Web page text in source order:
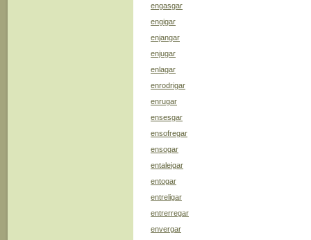
engasgar
engigar
enjangar
enjugar
enlagar
enrodrigar
enrugar
ensesgar
ensofregar
ensogar
entaleigar
entogar
entreligar
entrerregar
envergar